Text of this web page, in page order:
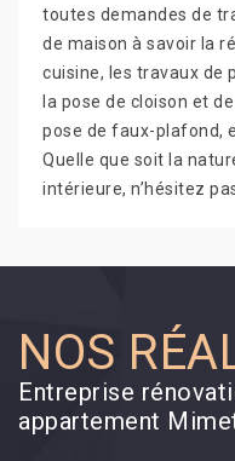
toutes demandes de
de maison à savoir la
cuisine, les travaux de
la pose de cloison et
pose de faux-plafond,
Quelle que soit la
intérieure, n’hésitez
NOS
Entreprise
appartement